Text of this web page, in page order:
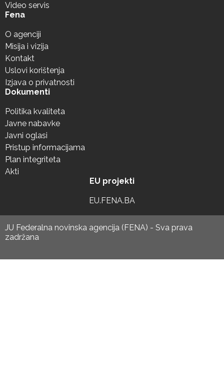
Video servis
Fena
O agenciji
Misija i vizija
Kontakt
Uslovi korištenja
Izjava o privatnosti
Dokumenti
Politika kvaliteta
Javne nabavke
Javni oglasi
Pristup informacijama
Plan integriteta
Akti
EU projekti
EU.FENA.BA
JU Federalna novinska agencija (FENA) - Sva prava
zadržana